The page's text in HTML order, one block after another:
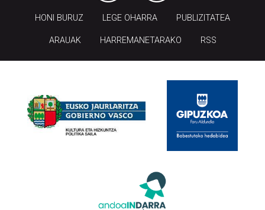
HONI BURUZ LEGE OHARRA PUBLIZITATEA
ARAUAK HARREMANETARAKO RSS